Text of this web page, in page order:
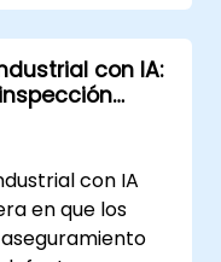
con IA:
con IA
en que los